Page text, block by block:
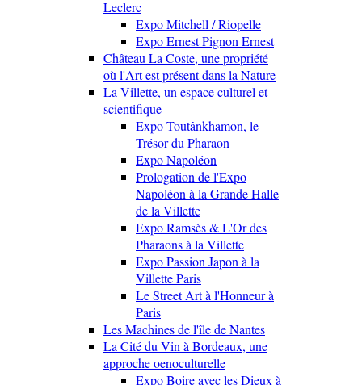
Leclerc
Expo Mitchell / Riopelle
Expo Ernest Pignon Ernest
Château La Coste, une propriété
où l'Art est présent dans la Nature
La Villette, un espace culturel et
scientifique
Expo Toutânkhamon, le
Trésor du Pharaon
Expo Napoléon
Prologation de l'Expo
Napoléon à la Grande Halle
de la Villette
Expo Ramsès & L'Or des
Pharaons à la Villette
Expo Passion Japon à la
Villette Paris
Le Street Art à l'Honneur à
Paris
Les Machines de l'île de Nantes
La Cité du Vin à Bordeaux, une
approche oenoculturelle
Expo Boire avec les Dieux à